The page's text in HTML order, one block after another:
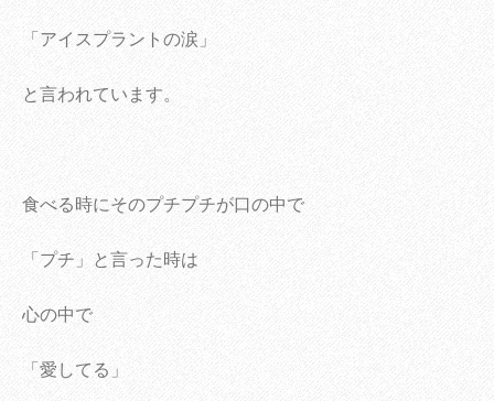
「アイスプラントの涙」
と言われています。
食べる時にそのプチプチが口の中で
「プチ」と言った時は
心の中で
「愛してる」